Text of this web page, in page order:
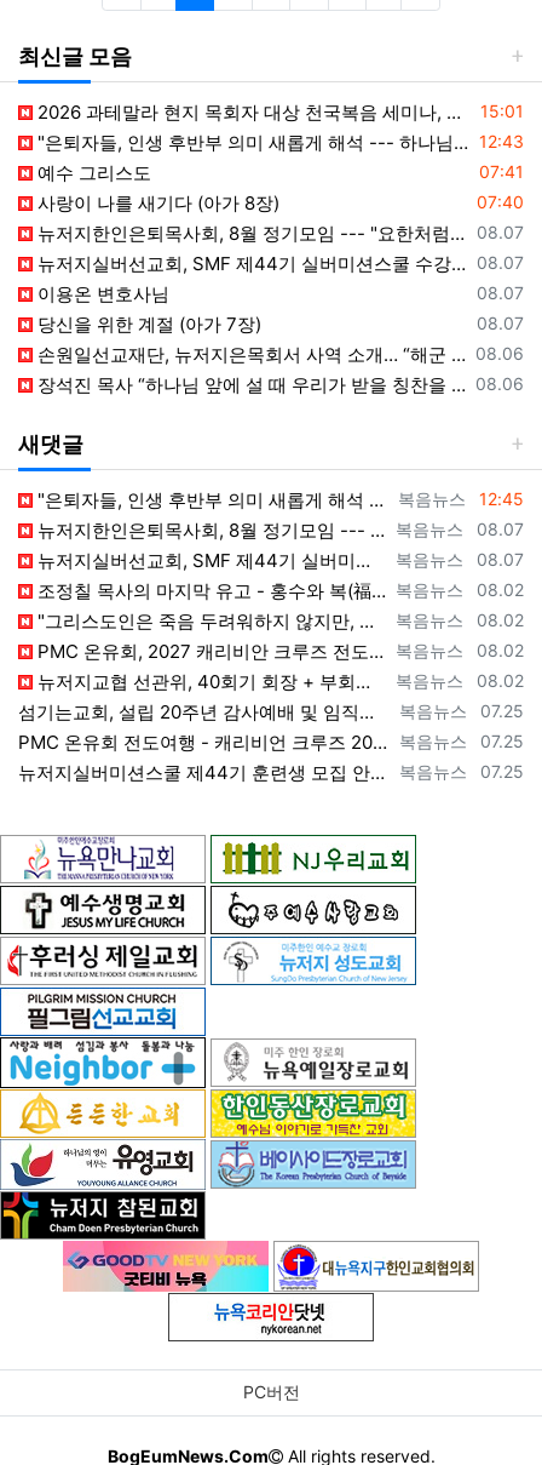
최신글 모음
등록일
15:01
2026 과테말라 현지 목회자 대상 천국복음 세미나, Peten 지역서 시작
등록일
12:43
"은퇴자들, 인생 후반부 의미 새롭게 해석 --- 하나님(복음+선교) 길에 나서자"
등록일
07:41
예수 그리스도
등록일
07:40
사랑이 나를 새기다 (아가 8장)
등록일
08.07
뉴저지한인은퇴목사회, 8월 정기모임 --- "요한처럼 예수님만 높이며 살자"
등록일
08.07
뉴저지실버선교회, SMF 제44기 실버미션스쿨 수강생 모집
등록일
08.07
이용온 변호사님
등록일
08.07
당신을 위한 계절 (아가 7장)
등록일
08.06
손원일선교재단, 뉴저지은목회서 사역 소개… “해군 함정마다 예배 공동체 세우는 일에 기도와 협력을”
등록일
08.06
장석진 목사 “하나님 앞에 설 때 우리가 받을 칭찬을 생각하라”
새댓글
등록자
복음뉴스 등록일
12:45
"은퇴자들, 인생 후반부 의미 새롭게 해석 --- 하나님(복음+선교)길에 나서자" [2026년 8월 8일 토요일 자 뉴욕일보 기사] ==> ht…
등록자
복음뉴스 등록일
08.07
뉴저지한인은퇴목사회, 8월 정기모임 --- "요한처럼 예수님만 높이며 살자" [2026년 8월 7일 금요일 자 뉴욕일보 기사] ==> https…
등록자
복음뉴스 등록일
08.07
뉴저지실버선교회, SMF 제44기 실버미션스쿨 수강생 모집 [2026년 8월 7일 금요일 자 뉴욕일보 기사] ==> https://www.bog…
등록자
복음뉴스 등록일
08.02
조정칠 목사의 마지막 유고 - 홍수와 복(福) 자(字) [2026년 8월 1일 토요일 자 뉴욕일보 기사] ==> https://www.bogeu…
등록자
복음뉴스 등록일
08.02
"그리스도인은 죽음 두려워하지 않지만, 살아 있는 동안 다른 사람의 유익 + 믿음의 진보 위해 살아야" [2026년 7월 31일 금요일 자 뉴욕…
등록자
복음뉴스 등록일
08.02
PMC 온유회, 2027 캐리비안 크루즈 전도여행 참가자 모집 [2026년 7월 31일 금요일 자 뉴욕일보 기사] ==> https://www.…
등록자
복음뉴스 등록일
08.02
뉴저지교협 선관위, 40회기 회장 + 부회장 등록 + 추천 절차 공고 --- 8월 28일 등록 마감, 9월 28일 선거 [2026년 7월 29일…
등록자
복음뉴스 등록일
07.25
섬기는교회, 설립 20주년 감사예배 및 임직식 --- "이제 더 힘차게 창공을 날자" [2026년 7월 25일 토요일 자 뉴욕일보 기사] ==>…
등록자
복음뉴스 등록일
07.25
PMC 온유회 전도여행 - 캐리비언 크루즈 2027 안내 ==> https://www.bogeumnews.com/gnu54/bbs/board.p…
등록자
복음뉴스 등록일
07.25
뉴저지실버미션스쿨 제44기 훈련생 모집 안내 ==> https://www.bogeumnews.com/gnu54/bbs/board.php?bo_t…
PC버전
BogEumNews.Com All rights reserved.